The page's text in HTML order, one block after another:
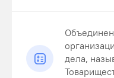
дела,